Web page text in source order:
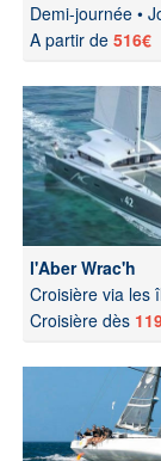
Demi-journée • Journée
A partir de 516€
l'Aber Wrac'h
Croisière via les
Croisière dès